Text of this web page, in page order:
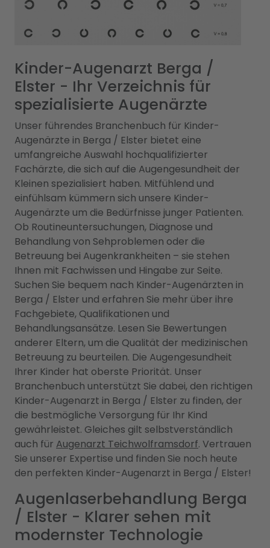
Kinder-Augenarzt Berga /
Elster - Ihr Verzeichnis für
spezialisierte Augenärzte
Unser führendes Branchenbuch für Kinder-
Augenärzte in Berga / Elster bietet eine
umfangreiche Auswahl hochqualifizierter
Fachärzte, die sich auf die Augengesundheit der
Kleinen spezialisiert haben. Mitfühlend und
einfühlsam kümmern sich unsere Kinder-
Augenärzte um die Bedürfnisse junger Patienten.
Ob Routineuntersuchungen, Diagnose und
Behandlung von Sehproblemen oder die
Betreuung bei Augenkrankheiten – sie stehen
Ihnen mit Fachwissen und Hingabe zur Seite.
Suchen Sie bequem nach Kinder-Augenärzten in
Berga / Elster und erfahren Sie mehr über ihre
Fachgebiete, Qualifikationen und
Behandlungsansätze. Lesen Sie Bewertungen
anderer Eltern, um die Qualität der medizinischen
Betreuung zu beurteilen. Die Augengesundheit
Ihrer Kinder hat oberste Priorität. Unser
Branchenbuch unterstützt Sie dabei, den richtigen
Kinder-Augenarzt in Berga / Elster zu finden, der
die bestmögliche Versorgung für Ihr Kind
gewährleistet. Gleiches gilt selbstverständlich
auch für Augenarzt Teichwolframsdorf. Vertrauen
Sie unserer Expertise und finden Sie noch heute
den perfekten Kinder-Augenarzt in Berga / Elster!
Augenlaserbehandlung Berga
/ Elster - Klarer sehen mit
modernster Technologie